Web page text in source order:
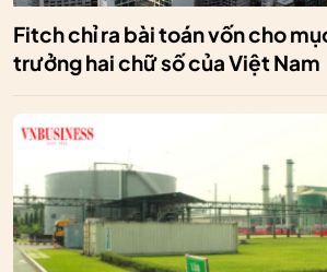
Fitch chỉ ra bài toán vốn cho
trưởng hai chữ số của Việt Nam